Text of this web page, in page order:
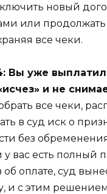
новый
или продолжать
все чеки.
Вы уже
и не
все чеки,
в суд иск о
без
у вас есть полный
об оплате, суд
и с этим